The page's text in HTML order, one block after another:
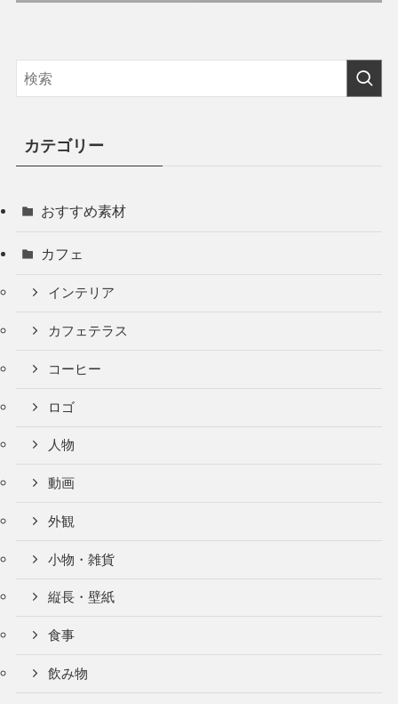
カテゴリー
おすすめ素材
カフェ
インテリア
カフェテラス
コーヒー
ロゴ
人物
動画
外観
小物・雑貨
縦長・壁紙
食事
飲み物